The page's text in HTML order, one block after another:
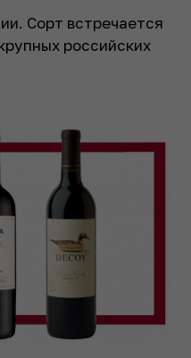
Сорт встречается
российских